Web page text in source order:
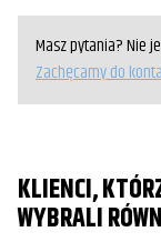
Masz pytania? Nie
Zachęcamy do
KLIENCI,
WYBRALI